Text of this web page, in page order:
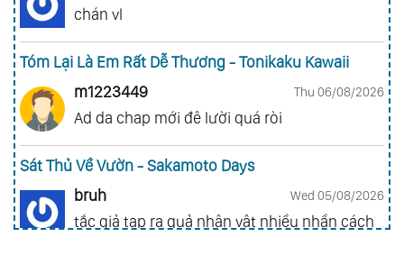
chán vl
Tóm Lại Là Em Rất Dễ Thương - Tonikaku Kawaii
m1223449
Thu 06/08/2026
Ad da chap mới đê lười quá ròi
Sát Thủ Về Vườn - Sakamoto Days
bruh
Wed 05/08/2026
tắc giả tạp ra quả nhân vật nhiều nhần cách